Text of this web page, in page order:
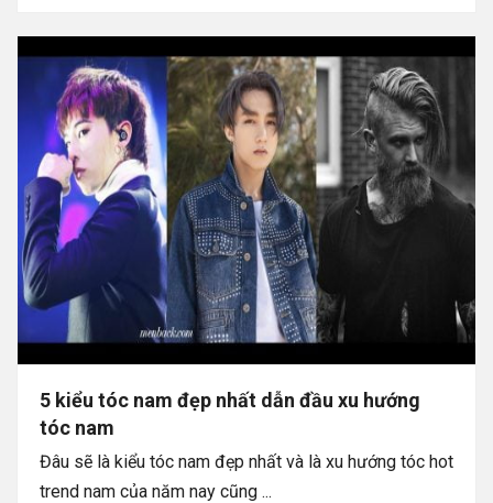
5 kiểu tóc nam đẹp nhất dẫn đầu xu hướng
tóc nam
Đâu sẽ là kiểu tóc nam đẹp nhất và là xu hướng tóc hot
trend nam của năm nay cũng ...